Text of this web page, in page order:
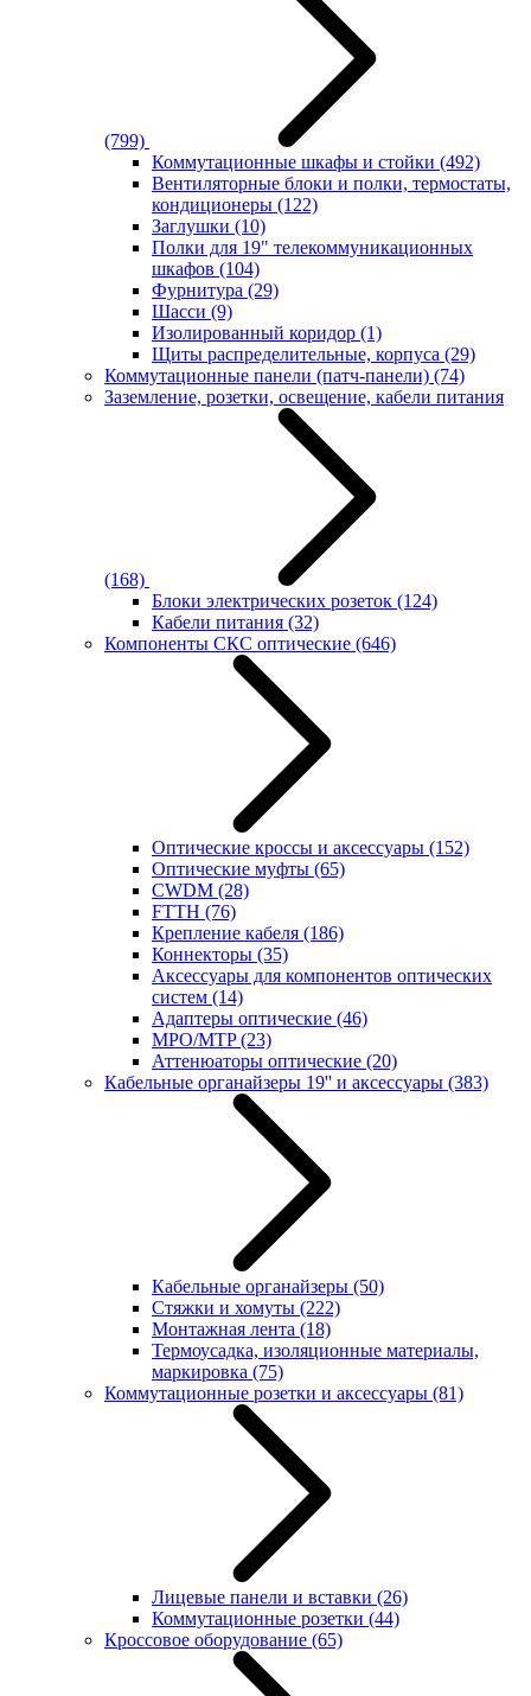
(799)
Коммутационные шкафы и стойки (492)
Вентиляторные блоки и полки, термостаты,
кондиционеры (122)
Заглушки (10)
Полки для 19" телекоммуникационных
шкафов (104)
Фурнитура (29)
Шасси (9)
Изолированный коридор (1)
Щиты распределительные, корпуса (29)
Коммутационные панели (патч-панели) (74)
Заземление, розетки, освещение, кабели питания
(168)
Блоки электрических розеток (124)
Кабели питания (32)
Компоненты СКС оптические (646)
Оптические кроссы и аксессуары (152)
Оптические муфты (65)
CWDM (28)
FTTH (76)
Крепление кабеля (186)
Коннекторы (35)
Аксессуары для компонентов оптических
систем (14)
Адаптеры оптические (46)
MPO/MTP(23)
Аттенюаторы оптические (20)
Кабельные органайзеры 19'' и аксессуары (383)
Кабельные органайзеры (50)
Стяжки и хомуты (222)
Монтажная лента (18)
Термоусадка, изоляционные материалы,
маркировка (75)
Коммутационные розетки и аксессуары (81)
Лицевые панели и вставки (26)
Коммутационные розетки (44)
Кроссовое оборудование (65)